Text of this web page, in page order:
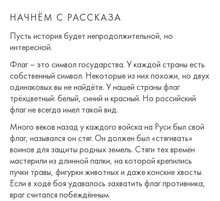
НАЧНЁМ С РАССКАЗА
Пусть история будет непродолжительной, но
интересной.
Флаг – это символ государства. У каждой страны есть
собственный символ. Некоторые из них похожи, но двух
одинаковых вы не найдёте. У нашей страны флаг
трёхцветный: белый, синий и красный. Но российский
флаг не всегда имел такой вид.
Много веков назад у каждого войска на Руси был свой
флаг, назывался он стяг. Он должен был «стягивать»
воинов для защиты родных земель. Стяги тех времён
мастерили из длинной палки, на которой крепились
пучки травы, фигурки животных и даже конские хвосты.
Если в ходе боя удавалось захватить флаг противника,
враг считался побеждённым.